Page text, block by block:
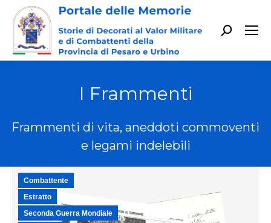
Cerca:
I Frammenti
Frammenti di vita, aneddoti commoventi
e legami indelebili
Combattente
Estratto
Seconda Guerra Mondiale